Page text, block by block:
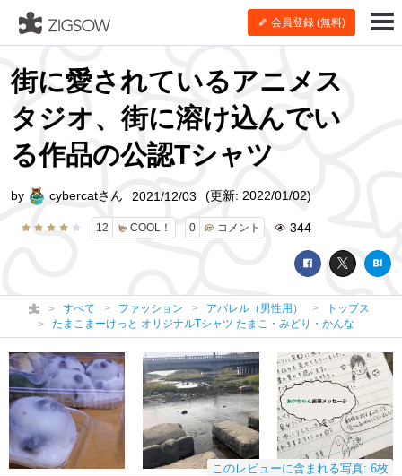
会員登録 (無料)
街に愛されているアニメス
タジオ、街に溶け込んでい
る作品の公認Tシャツ
12 COOL！ 0 コメント 344
by cybercatさん 2021/12/03 (更新: 2022/01/02)
すべて ファッション アパレル（男性用）
トップス
たまこまーけっと オリジナルTシャツ たまこ・みどり・かんな
このレビューに含まれる写真: 6枚